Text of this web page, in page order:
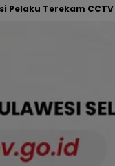
CCTV